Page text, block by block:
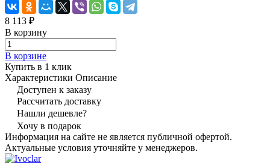
8 113 ₽
В корзину
В корзине
Купить в 1 клик
Характеристики Описание
Доступен к заказу
Рассчитать доставку
Нашли дешевле?
Хочу в подарок
Информация на сайте не является публичной офертой.
Актуальные условия уточняйте у менеджеров.